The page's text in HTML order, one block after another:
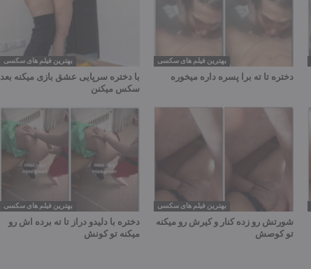
بهترین فیلم های سکسی
با دختره سرپایی عشق بازی میکنه بعد
سکس میکنن
بهترین فیلم های سکسی
دختره تا ته برا پسره داره میخوره
بهترین فیلم های سکسی
دختره با دلیدو دراز تا ته برده اش رو
میکنه تو کونش
بهترین فیلم های سکسی
شورتش رو زده کنار و کیرش رو میکنه
تو کوصش